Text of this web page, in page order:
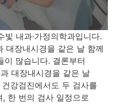
내과·가정의학과입니다.
대장내시경을 같은 날 함께
이 많습니다. 결론부터
대장내시경을 같은 날
강검진에서도 두 검사를
한 번의 검사 일정으로